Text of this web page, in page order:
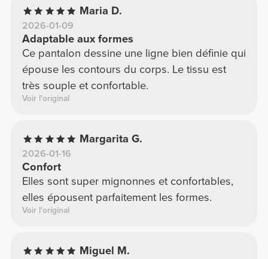
Maria D.
2026-01-09
Adaptable aux formes
Ce pantalon dessine une ligne bien définie qui
épouse les contours du corps. Le tissu est
très souple et confortable.
Voir l'original
Margarita G.
2026-01-16
Confort
Elles sont super mignonnes et confortables,
elles épousent parfaitement les formes.
Voir l'original
Miguel M.